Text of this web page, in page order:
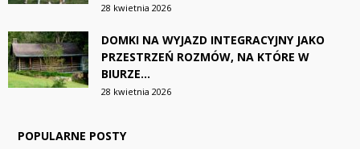
28 kwietnia 2026
DOMKI NA WYJAZD INTEGRACYJNY JAKO
PRZESTRZEŃ ROZMÓW, NA KTÓRE W
BIURZE...
28 kwietnia 2026
POPULARNE POSTY